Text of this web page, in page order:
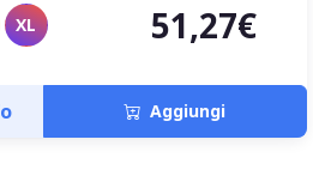
XL 51,27€
Aggiungi